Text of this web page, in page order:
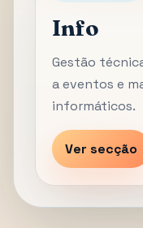
Info
Gestão
a eventos e
informáticos.
Ver secção